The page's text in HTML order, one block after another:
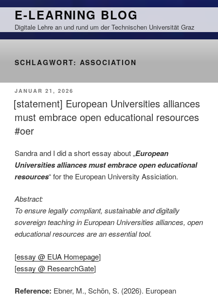
Zum
springen
E-LEARNING BLOG
Digitale Lehre an und rund um der Technischen Universität Graz
SCHLAGWORT: ASSOCIATION
VERÖFFENTLICHT
AM
JANUAR 21, 2026
[statement] European Universities alliances
must embrace open educational resources
#oer
Sandra and I did a short essay about „European
Universities alliances must embrace open educational
resources“ for the European University Assiciation.
Abstract:
To ensure legally compliant, sustainable and digitally
sovereign teaching in European Universities alliances, open
educational resources are an essential tool.
[essay @ EUA Homepage]
[essay @ ResearchGate]
Reference: Ebner, M., Schön, S. (2026). European